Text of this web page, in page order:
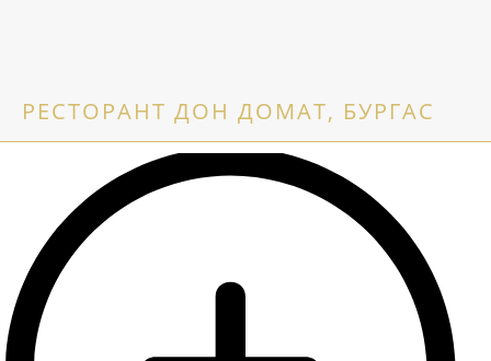
РЕСТОРАНТ ДОН ДОМАТ, БУРГАС